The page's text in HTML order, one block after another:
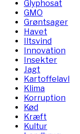
Glyphosat
GMO
Grøntsager
Havet
Iltsvind
Innovation
Insekter
Jagt
Kartoffelavl
Klima
Korruption
Kød
Kræft
Kultur